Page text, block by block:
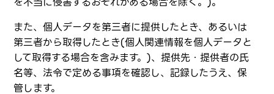
また、個人データを第三者に提供したとき、あるいは
第三者から取得したとき(個人関連情報を個人データと
して取得する場合を含みます。)、提供先・提供者の氏
名等、法令で定める事項を確認し、記録したうえ、保
管します。